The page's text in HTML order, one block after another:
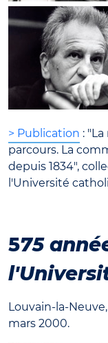
> Publication :
parcours. La
depuis 1834",
l'Université
575
Louvain-la-
mars 2000.